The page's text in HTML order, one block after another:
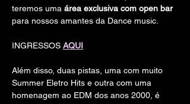
teremos uma área exclusiva com open bar
para nossos amantes da Dance music.
INGRESSOS AQUI
Além disso, duas pistas, uma com muito
Summer Eletro Hits e outra com uma
homenagem ao EDM dos anos 2000, é